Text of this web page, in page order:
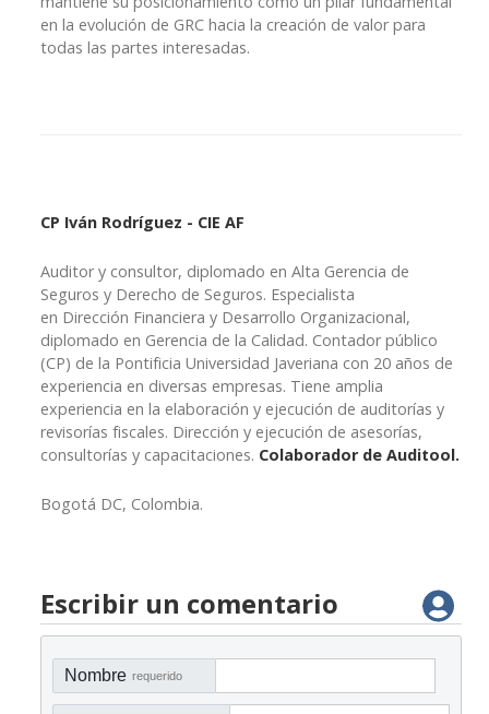
en la evolución de GRC hacia la creación de valor para
todas las partes interesadas.
CP Iván Rodríguez - CIE AF
Auditor y consultor, diplomado en Alta Gerencia de
Seguros y Derecho de Seguros. Especialista
en Dirección Financiera y Desarrollo Organizacional,
diplomado en Gerencia de la Calidad. Contador público
(CP) de la Pontificia Universidad Javeriana con 20 años de
experiencia en diversas empresas. Tiene amplia
experiencia en la elaboración y ejecución de auditorías y
revisorías fiscales. Dirección y ejecución de asesorías,
consultorías y capacitaciones. Colaborador de Auditool.
Bogotá DC, Colombia.
Escribir un comentario
Nombre requerido